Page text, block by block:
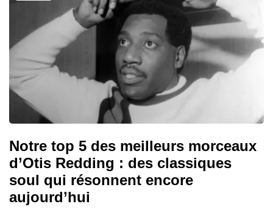
Notre top 5 des meilleurs morceaux
d’Otis Redding : des classiques
soul qui résonnent encore
aujourd’hui